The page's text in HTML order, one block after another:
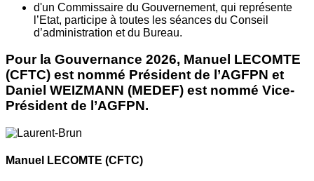
d'un Commissaire du Gouvernement, qui représente
l’Etat, participe à toutes les séances du Conseil
d’administration et du Bureau.
Pour la Gouvernance 2026, Manuel LECOMTE
(CFTC) est nommé Président de l’AGFPN et
Daniel WEIZMANN (MEDEF) est nommé Vice-
Président de l’AGFPN.
Manuel LECOMTE (CFTC)